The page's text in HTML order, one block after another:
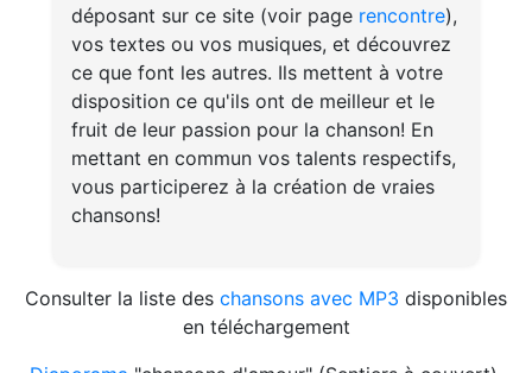
déposant sur ce site (voir page rencontre),
vos textes ou vos musiques, et découvrez
ce que font les autres. Ils mettent à votre
disposition ce qu'ils ont de meilleur et le
fruit de leur passion pour la chanson! En
mettant en commun vos talents respectifs,
vous participerez à la création de vraies
chansons!
Consulter la liste des chansons avec MP3 disponibles
en téléchargement